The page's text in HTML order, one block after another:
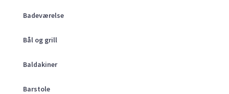
Badeværelse
Bål og grill
Baldakiner
Barstole